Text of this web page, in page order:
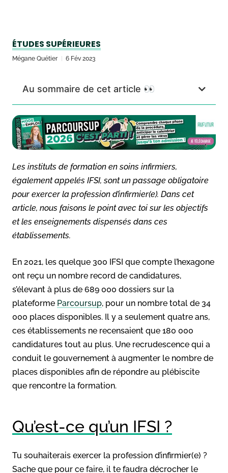
ÉTUDES SUPÉRIEURES
Mégane Quétier 6 Fév 2023
Au sommaire de cet article 👀
Les instituts de formation en soins infirmiers,
également appelés IFSI, sont un passage obligatoire
pour exercer la profession d’infirmier(e). Dans cet
article, nous faisons le point avec toi sur les objectifs
et les enseignements dispensés dans ces
établissements.
En 2021, les quelque 300 IFSI que compte l’hexagone
ont reçu un nombre record de candidatures,
s’élevant à plus de 689 000 dossiers sur la
plateforme Parcoursup, pour un nombre total de 34
000 places disponibles. Il y a seulement quatre ans,
ces établissements ne recensaient que 180 000
candidatures tout au plus. Une recrudescence qui a
conduit le gouvernement à augmenter le nombre de
places disponibles afin de répondre au plébiscite
que rencontre la formation.
Qu’est-ce qu’un IFSI ?
Tu souhaiterais exercer la profession d’infirmier(e) ?
Sache que pour ce faire, il te faudra décrocher le